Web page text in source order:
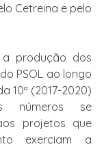
Cetreina e pelo
produção dos
PSOL ao longo
10ª (2017-2020)
números se
projetos que
exerciam a